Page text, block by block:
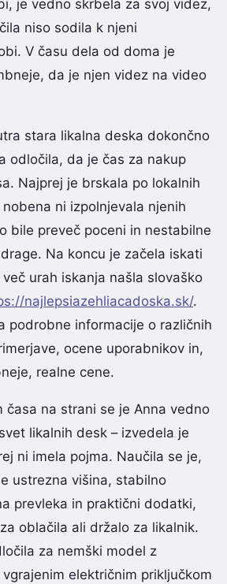
je vedno skrbela za svoj videz,
niso sodila k njeni
V času dela od doma je
da je njen videz na video
stara likalna deska dokončno
odločila, da je čas za nakup
Najprej je brskala po lokalnih
ni izpolnjevala njenih
bile preveč poceni in nestabilne
Na koncu je začela iskati
urah iskanja našla slovaško
najlepsiazehliacadoska.sk/.
podrobne informacije o različnih
ocene uporabnikov in,
realne cene.
časa na strani se je Anna vedno
likalnih desk – izvedela je
ni imela pojma. Naučila se je,
ustrezna višina, stabilno
prevleka in praktični dodatki,
oblačila ali držalo za likalnik.
za nemški model z
električnim priključkom